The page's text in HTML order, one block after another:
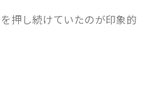
押し続けていたのが印象的